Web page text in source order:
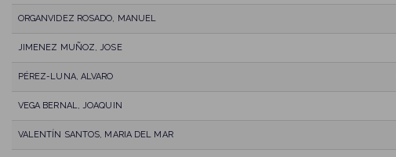
ORGANVIDEZ ROSADO, MANUEL
JIMENEZ MUÑOZ, JOSE
PÉREZ-LUNA, ALVARO
VEGA BERNAL, JOAQUIN
VALENTÍN SANTOS, MARIA DEL MAR